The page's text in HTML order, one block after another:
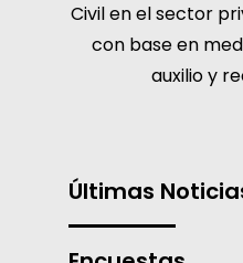
Civil en el sector
con base en
auxilio y
Últimas